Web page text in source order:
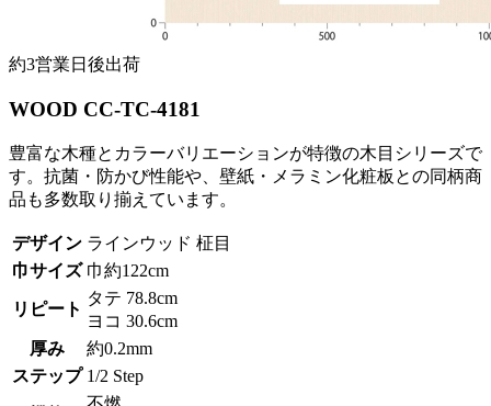
約3営業日後出荷
WOOD CC-TC-4181
豊富な木種とカラーバリエーションが特徴の木目シリーズで
す。抗菌・防かび性能や、壁紙・メラミン化粧板との同柄商
品も多数取り揃えています。
デザイン ラインウッド 柾目
巾サイズ 巾約122cm
リピート
タテ 78.8cm
ヨコ 30.6cm
厚み
約0.2mm
ステップ 1/2 Step